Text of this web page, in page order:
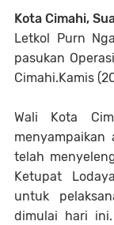
Kota Cimahi,
Letkol Purn
pasukan
Cimahi.Kamis
Wali Kota
menyampaikan
telah
Ketupat
untuk
dimulai hari